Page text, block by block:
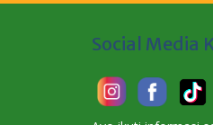
Social Media
Membangun